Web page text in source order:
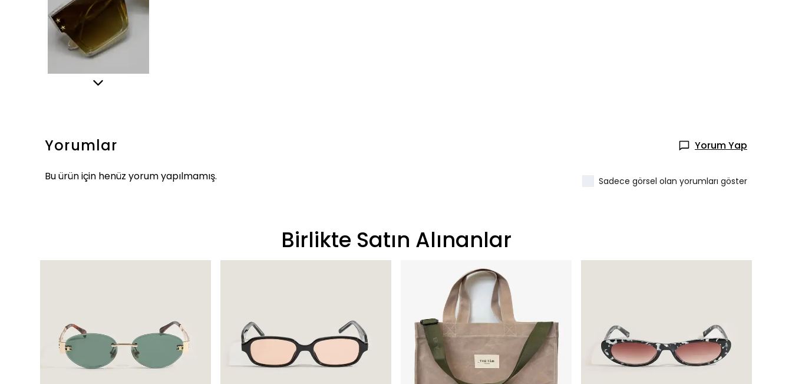
Yorumlar Yorum Yap
Bu ürün için henüz yorum yapılmamış. Sadece görsel olan yorumları göster
Birlikte Satın Alınanlar